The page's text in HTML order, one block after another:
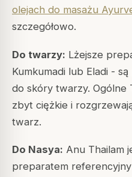
olejach do masażu
szczegółowo.
Do twarzy: Lżejsze
Kumkumadi lub Eladi -
do skóry twarzy. Ogólne
zbyt ciężkie i
twarz.
Do Nasya: Anu Thailam
preparatem